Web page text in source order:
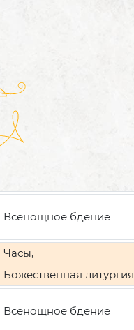
Всенощное бдение
Часы,
Божественная литургия
Всенощное бдение